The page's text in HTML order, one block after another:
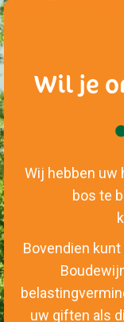
Wil je
Wij hebben uw
bos te
Bovendien
uw giften als